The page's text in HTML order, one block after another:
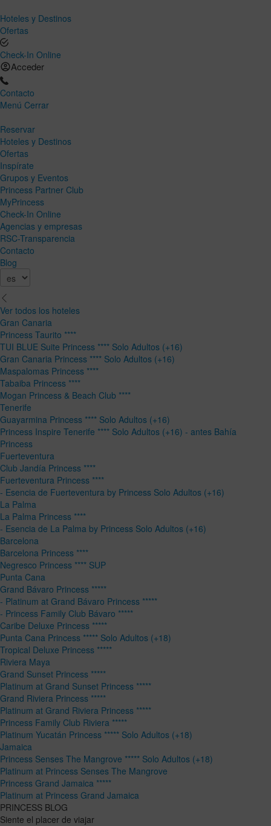
Hoteles y Destinos
Ofertas
Check-In Online
Acceder
Contacto
Menú Cerrar
Reservar
Hoteles y Destinos
Ofertas
Inspírate
Grupos y Eventos
Princess Partner Club
MyPrincess
Check-In Online
Agencias y empresas
RSC-Transparencia
Contacto
Blog
Ver todos los hoteles
Gran Canaria
Princess Taurito ****
TUI BLUE Suite Princess **** Solo Adultos (+16)
Gran Canaria Princess **** Solo Adultos (+16)
Maspalomas Princess ****
Tabaiba Princess ****
Mogan Princess & Beach Club ****
Tenerife
Guayarmina Princess **** Solo Adultos (+16)
Princess Inspire Tenerife **** Solo Adultos (+16) - antes Bahía
Princess
Fuerteventura
Club Jandía Princess ****
Fuerteventura Princess ****
- Esencia de Fuerteventura by Princess Solo Adultos (+16)
La Palma
La Palma Princess ****
- Esencia de La Palma by Princess Solo Adultos (+16)
Barcelona
Barcelona Princess ****
Negresco Princess **** SUP
Punta Cana
Grand Bávaro Princess *****
- Platinum at Grand Bávaro Princess *****
- Princess Family Club Bávaro *****
Caribe Deluxe Princess *****
Punta Cana Princess ***** Solo Adultos (+18)
Tropical Deluxe Princess *****
Riviera Maya
Grand Sunset Princess *****
Platinum at Grand Sunset Princess *****
Grand Riviera Princess *****
Platinum at Grand Riviera Princess *****
Princess Family Club Riviera *****
Platinum Yucatán Princess ***** Solo Adultos (+18)
Jamaica
Princess Senses The Mangrove ***** Solo Adultos (+18)
Platinum at Princess Senses The Mangrove
Princess Grand Jamaica *****
Platinum at Princess Grand Jamaica
PRINCESS BLOG
Siente el placer de viajar